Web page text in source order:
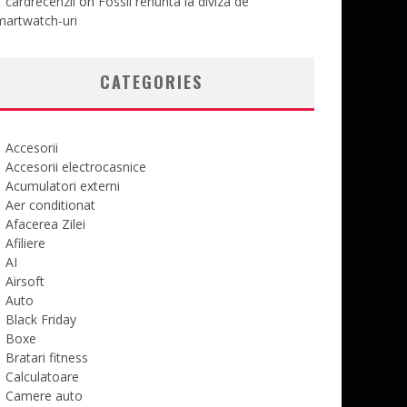
uri
CATEGORIES
Accesorii
Accesorii electrocasnice
Acumulatori externi
Aer conditionat
Afacerea Zilei
Afiliere
AI
Airsoft
Auto
Black Friday
Boxe
Bratari fitness
Calculatoare
Camere auto